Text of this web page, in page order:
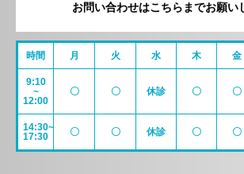
お問い合わせはこちらまでお願い
時間 月 火 水 木 金
9:10
~
12:00
〇 〇 休診 〇 〇
14:30~
17:30
〇 〇 休診 〇 〇